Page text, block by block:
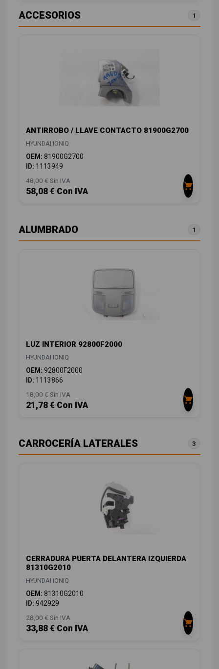
ACCESORIOS 1
ANTIRROBO / LLAVE CONTACTO 81900G2700
HYUNDAI IONIQ
OEM: 81900G2700
ID: 1113949
48,00 € Sin IVA
58,08 € Con IVA
ALUMBRADO 1
LUZ INTERIOR 92800F2000
HYUNDAI IONIQ
OEM: 92800F2000
ID: 1113866
18,00 € Sin IVA
21,78 € Con IVA
CARROCERÍA LATERALES 3
CERRADURA PUERTA DELANTERA IZQUIERDA
81310G2010
HYUNDAI IONIQ
OEM: 81310G2010
ID: 942929
28,00 € Sin IVA
33,88 € Con IVA